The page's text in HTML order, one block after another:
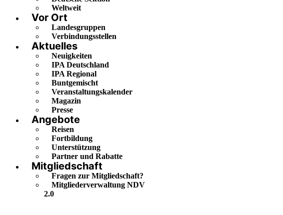
Weltweit
Vor Ort
Landesgruppen
Verbindungsstellen
Aktuelles
Neuigkeiten
IPA Deutschland
IPA Regional
Buntgemischt
Veranstaltungskalender
Magazin
Presse
Angebote
Reisen
Fortbildung
Unterstützung
Partner und Rabatte
Mitgliedschaft
Fragen zur Mitgliedschaft?
Mitgliederverwaltung NDV
2.0